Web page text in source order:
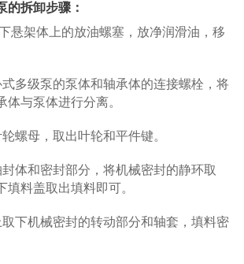
拆卸步骤：
架体上的放油螺塞，放净润滑油，移
级泵的泵体和轴承体的连接螺栓，将
体与泵体进行分离。
母，取出叶轮和平件键。
和密封部分，将机械密封的静环取
填料盖取出填料即可。
机械密封的转动部分和轴套，填料密